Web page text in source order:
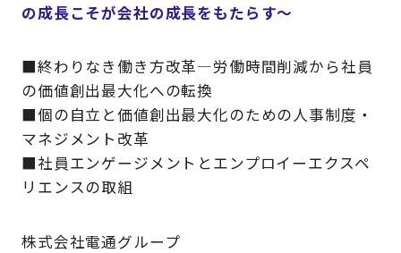
の成長こそが会社の成長をもたらす～
■終わりなき働き方改革―労働時間削減から社員
の価値創出最大化への転換
■個の自立と価値創出最大化のための人事制度・
マネジメント改革
■社員エンゲージメントとエンプロイーエクスペ
リエンスの取組
株式会社電通グループ